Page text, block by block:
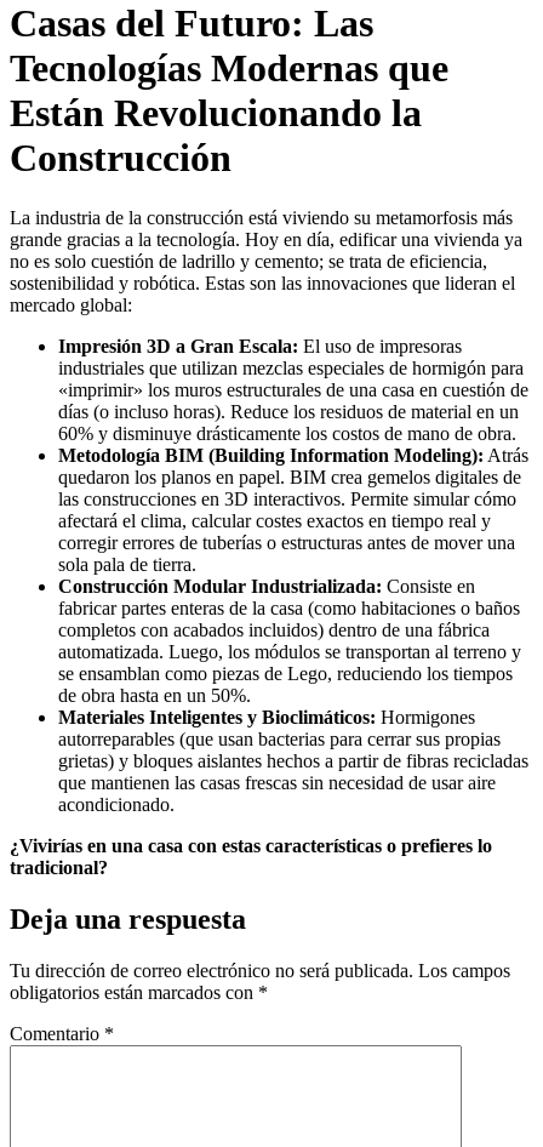
Casas del Futuro: Las
Tecnologías Modernas que
Están Revolucionando la
Construcción
La industria de la construcción está viviendo su metamorfosis más
grande gracias a la tecnología. Hoy en día, edificar una vivienda ya
no es solo cuestión de ladrillo y cemento; se trata de eficiencia,
sostenibilidad y robótica. Estas son las innovaciones que lideran el
mercado global:
Impresión 3D a Gran Escala: El uso de impresoras
industriales que utilizan mezclas especiales de hormigón para
«imprimir» los muros estructurales de una casa en cuestión de
días (o incluso horas). Reduce los residuos de material en un
60% y disminuye drásticamente los costos de mano de obra.
Metodología BIM (Building Information Modeling): Atrás
quedaron los planos en papel. BIM crea gemelos digitales de
las construcciones en 3D interactivos. Permite simular cómo
afectará el clima, calcular costes exactos en tiempo real y
corregir errores de tuberías o estructuras antes de mover una
sola pala de tierra.
Construcción Modular Industrializada: Consiste en
fabricar partes enteras de la casa (como habitaciones o baños
completos con acabados incluidos) dentro de una fábrica
automatizada. Luego, los módulos se transportan al terreno y
se ensamblan como piezas de Lego, reduciendo los tiempos
de obra hasta en un 50%.
Materiales Inteligentes y Bioclimáticos: Hormigones
autorreparables (que usan bacterias para cerrar sus propias
grietas) y bloques aislantes hechos a partir de fibras recicladas
que mantienen las casas frescas sin necesidad de usar aire
acondicionado.
¿Vivirías en una casa con estas características o prefieres lo
tradicional?
Deja una respuesta
Tu dirección de correo electrónico no será publicada. Los campos
obligatorios están marcados con *
Comentario *